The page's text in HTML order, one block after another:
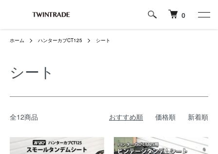
0
ホーム ハンターカブCT125 シート
シート
全12商品 おすすめ順 価格順 新着順